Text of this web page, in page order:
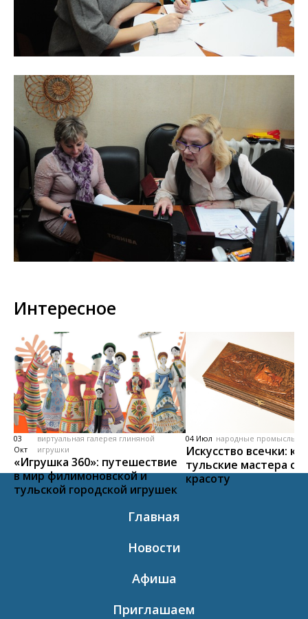
Интересное
03
Окт
виртуальная галерея глиняной
игрушки
«Игрушка 360»: путешествие
в мир филимоновской и
тульской городской игрушек
04 Июл народные промыслы,
Искусство всечки: как
тульские мастера
красоту
Главная
Новости
Афиша
Приглашаем